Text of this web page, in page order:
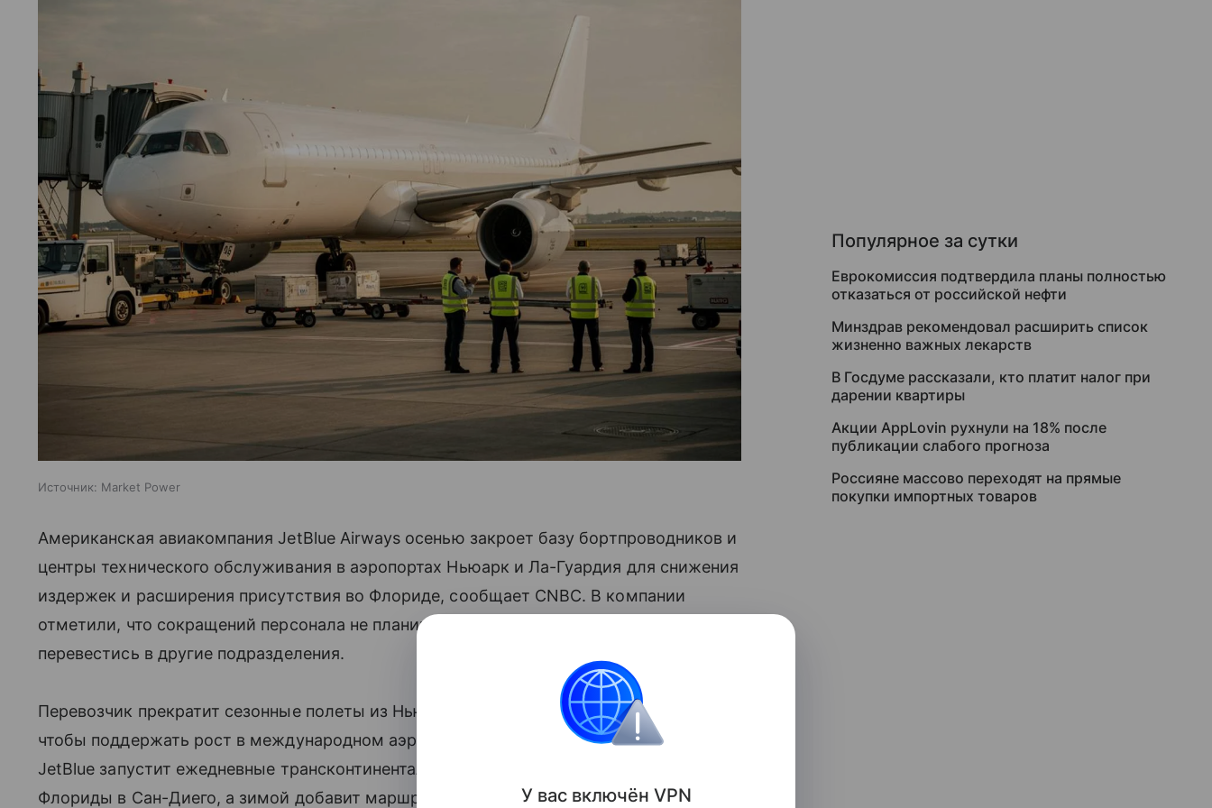
Источник: Market Power
Американская авиакомпания JetBlue Airways осенью закроет базу бортпроводников и
центры технического обслуживания в аэропортах Ньюарк и Ла-Гуардия для снижения
издержек и расширения присутствия во Флориде, сообщает CNBC. В компании
отметили, что сокращений персонала не планируется, а все сотрудники смогут
перевестись в другие подразделения.
Перевозчик прекратит сезонные полеты из Ньюарка в Лос-Анджелес и Лас-Вегас,
чтобы поддержать рост в международном аэропорту Форт-Лодердейл. С 19 ноября
JetBlue запустит ежедневные трансконтинентальные рейсы бизнес-класса из
Флориды в Сан-Диего, а зимой добавит маршруты в Сан-Франциско и Лос-Анджелес.
Популярное за сутки
Еврокомиссия подтвердила планы полностью
отказаться от российской нефти
Минздрав рекомендовал расширить список
жизненно важных лекарств
В Госдуме рассказали, кто платит налог при
дарении квартиры
Акции AppLovin рухнули на 18% после
публикации слабого прогноза
Россияне массово переходят на прямые
покупки импортных товаров
У вас включён VPN